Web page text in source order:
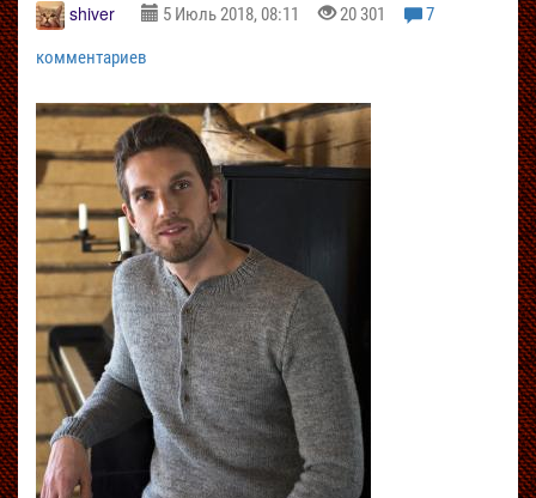
shiver
5 Июль 2018, 08:11 20 301
7
комментариев